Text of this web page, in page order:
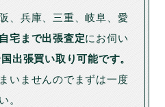
、兵庫、三重、岐阜、愛
宅まで出張査定にお伺い
出張買い取り可能です。
いませんのでまずは一度
。